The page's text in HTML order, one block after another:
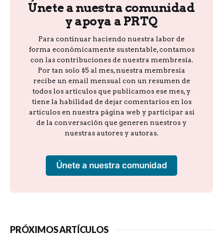
Únete a nuestra comunidad
y apoya a PRTQ
Para continuar haciendo nuestra labor de
forma económicamente sustentable, contamos
con las contribuciones de nuestra membresía.
Por tan solo $5 al mes, nuestra membresía
recibe un email mensual con un resumen de
todos los artículos que publicamos ese mes, y
tiene la habilidad de dejar comentarios en los
artículos en nuestra página web y participar así
de la conversación que generen nuestros y
nuestras autores y autoras.
Únete a nuestra comunidad
PRÓXIMOS ARTÍCULOS